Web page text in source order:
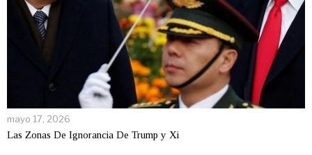
mayo 17, 2026
Las Zonas De Ignorancia De Trump y Xi